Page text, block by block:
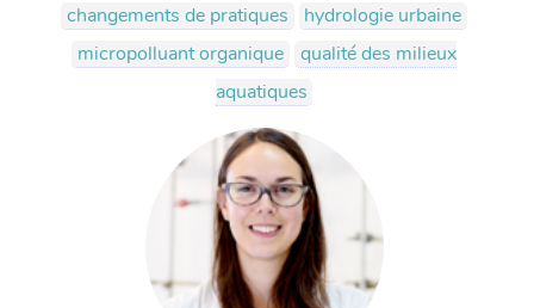
changements de pratiques
hydrologie urbaine
micropolluant organique
qualité des milieux
aquatiques